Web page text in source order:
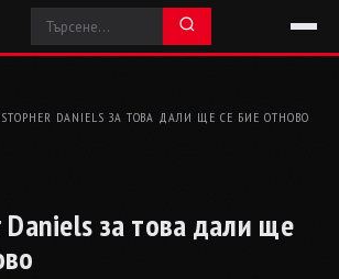
DANIELS ЗА ТОВА ДАЛИ ЩЕ СЕ БИЕ ОТНОВО
за това дали ще